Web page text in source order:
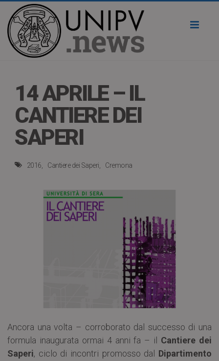
14 APRILE – IL
CANTIERE DEI
SAPERI
2016 Cantiere dei Saperi Cremona
Ancora una volta – corroborato dal successo di una
formula inaugurata ormai 4 anni fa – il Cantiere dei
Saperi, ciclo di incontri promosso dal Dipartimento